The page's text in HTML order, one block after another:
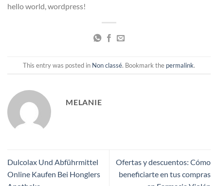
hello world, wordpress!
This entry was posted in Non classé. Bookmark the permalink.
MELANIE
Dulcolax Und Abführmittel
Online Kaufen Bei Honglers
Ofertas y descuentos: Cómo
beneficiarte en tus compras